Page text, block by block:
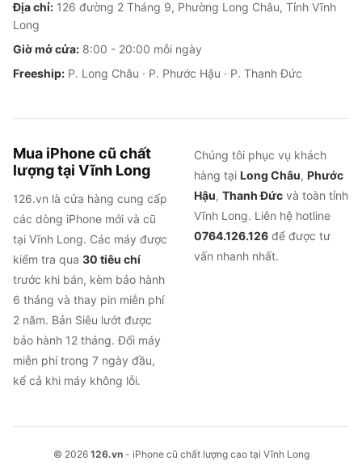
Địa chỉ: 126 đường 2 Tháng 9, Phường Long Châu, Tỉnh Vĩnh
Long
Giờ mở cửa: 8:00 - 20:00 mỗi ngày
Freeship: P. Long Châu · P. Phước Hậu · P. Thanh Đức
Mua iPhone cũ chất
lượng tại Vĩnh Long
126.vn là cửa hàng cung cấp
các dòng iPhone mới và cũ
tại Vĩnh Long. Các máy được
kiểm tra qua 30 tiêu chí
trước khi bán, kèm bảo hành
6 tháng và thay pin miễn phí
2 năm. Bản Siêu lướt được
bảo hành 12 tháng. Đổi máy
miễn phí trong 7 ngày đầu,
kể cả khi máy không lỗi.
Chúng tôi phục vụ khách
hàng tại Long Châu, Phước
Hậu, Thanh Đức và toàn tỉnh
Vĩnh Long. Liên hệ hotline
0764.126.126 để được tư
vấn nhanh nhất.
© 2026 126.vn- iPhone cũ chất lượng cao tại Vĩnh Long